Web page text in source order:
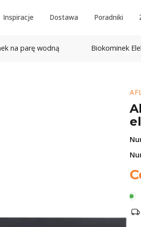
Inspiracje Dostawa Poradniki
na parę wodną Biokominek